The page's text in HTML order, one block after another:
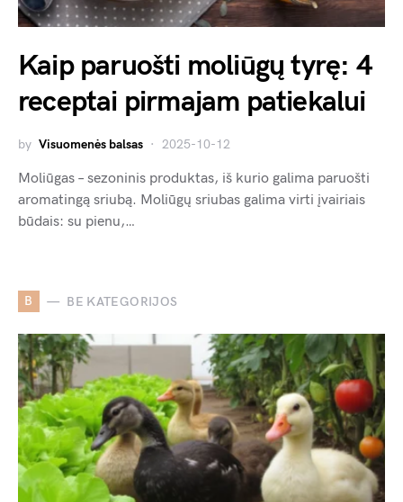
Kaip paruošti moliūgų tyrę: 4
receptai pirmajam patiekalui
by Visuomenės balsas 2025-10-12
Moliūgas – sezoninis produktas, iš kurio galima paruošti
aromatingą sriubą. Moliūgų sriubas galima virti įvairiais
būdais: su pienu,…
B BE KATEGORIJOS